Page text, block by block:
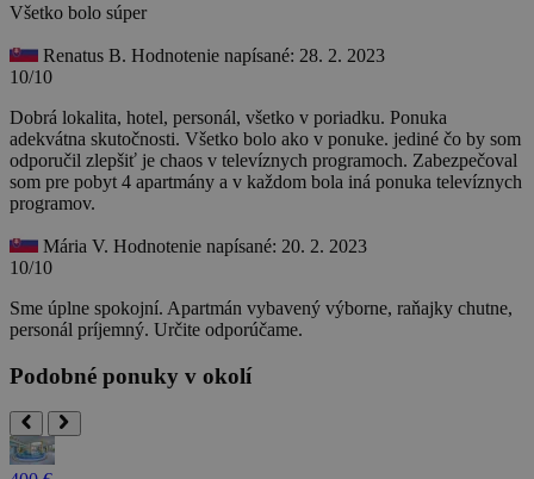
Všetko bolo súper
Renatus B. Hodnotenie napísané: 28. 2. 2023
10/10
Dobrá lokalita, hotel, personál, všetko v poriadku. Ponuka
adekvátna skutočnosti. Všetko bolo ako v ponuke. jediné čo by som
odporučil zlepšiť je chaos v televíznych programoch. Zabezpečoval
som pre pobyt 4 apartmány a v každom bola iná ponuka televíznych
programov.
Mária V. Hodnotenie napísané: 20. 2. 2023
10/10
Sme úplne spokojní. Apartmán vybavený výborne, raňajky chutne,
personál príjemný. Určite odporúčame.
Podobné ponuky v okolí